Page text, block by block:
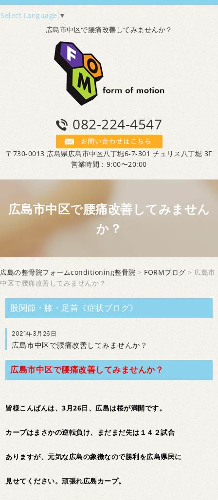
Select Language ▼
広島市中区で腰痛改善してみませんか？
082-224-4547
〒730-0013 広島県広島市中区八丁堀6-7-301 チュリス八丁堀 3F
営業時間：9:00〜20:00
広島市中区で腰痛改善してみません
か？
広島の整骨院フォームconditioning整骨院 > FORMブログ > 広島市
中区で腰痛改善してみませんか？
股関節・膝・足首《症状ブログ》
2021年3月26日
広島市中区で腰痛改善してみませんか？
広島市中区で腰痛改善してみませんか？
皆様こんばんは、3月26日、広島は桜が満開です。
カープはまさかの逆転負け、まだまだ先は１４２試合
ありますが、元気な広島の象徴なので勝利を広島県民に
見せてください。頑張れ広島カープ。